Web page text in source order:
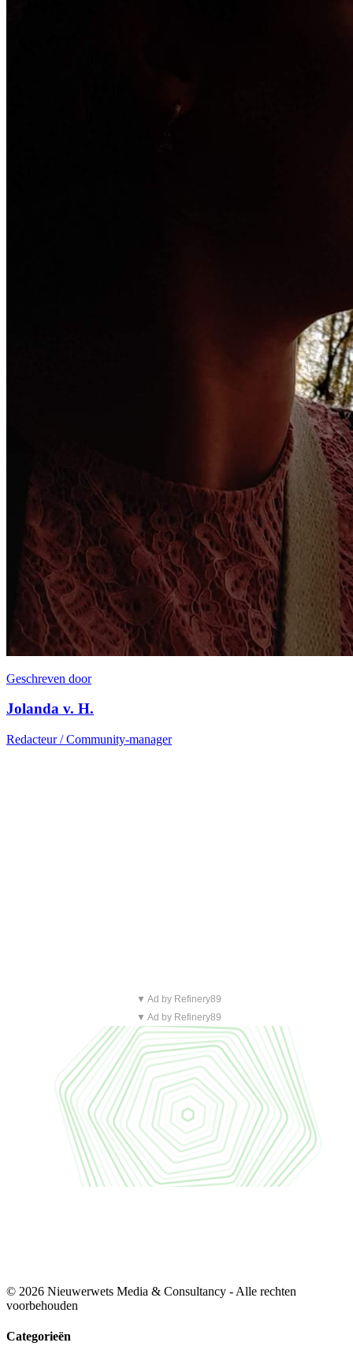
Geschreven door
Jolanda v. H.
Redacteur / Community-manager
▼ Ad by Refinery89
▼ Ad by Refinery89
© 2026 Nieuwerwets Media & Consultancy - Alle rechten
voorbehouden
Categorieën